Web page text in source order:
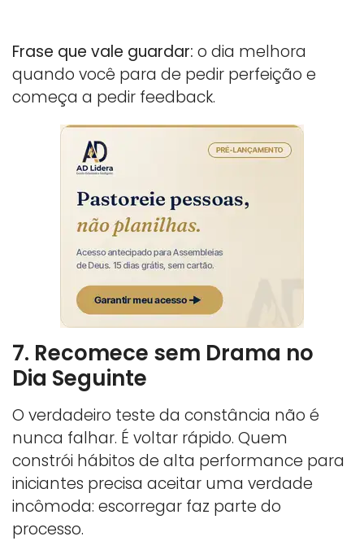
Frase que vale guardar: o dia melhora
quando você para de pedir perfeição e
começa a pedir feedback.
7. Recomece sem Drama no
Dia Seguinte
O verdadeiro teste da constância não é
nunca falhar. É voltar rápido. Quem
constrói hábitos de alta performance para
iniciantes precisa aceitar uma verdade
incômoda: escorregar faz parte do
processo.